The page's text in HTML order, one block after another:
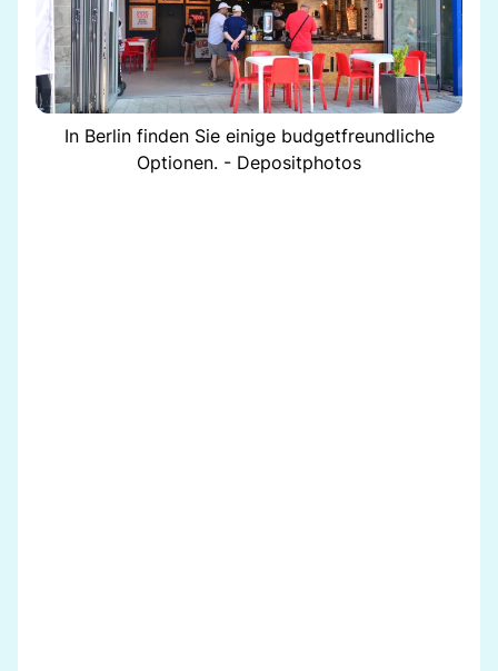
In Berlin finden Sie einige budgetfreundliche
Optionen. - Depositphotos